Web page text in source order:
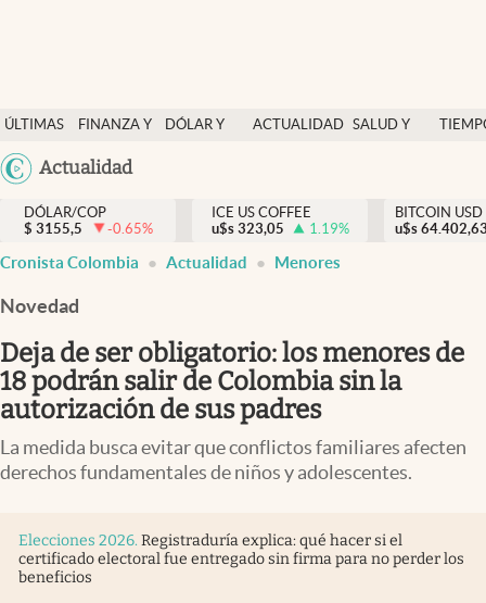
ÚLTIMAS
NOTICIAS
FINANZA Y
DÓLAR Y
ACTUALIDAD SALUD Y
México
Actualidad
Salud y nutrición
Vida espiritual
Actualidad
Colombia
DÓLAR/COP
$ 3155,5 -0.65%
ICE US COFFEE
u$s 323,05 1.19%
BITCOIN USD
u$s
Cronista Colombia Actualidad Menores
Novedad
Deja de ser obligatorio: los menores de
18 podrán salir de Colombia sin la
autorización de sus padres
La medida busca evitar que conflictos familiares afecten
derechos fundamentales de niños y adolescentes.
Elecciones 2026. Registraduría explica: qué hacer si el
certificado electoral fue entregado sin firma para no perder los
beneficios